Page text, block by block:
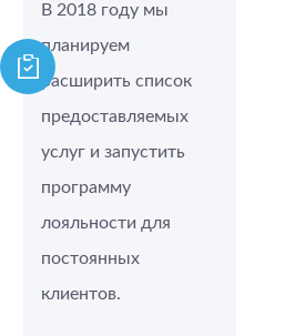
В 2018 году мы
планируем
расширить список
предоставляемых
услуг и запустить
программу
лояльности для
постоянных
клиентов.